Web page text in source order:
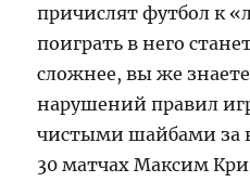
причислят футбол к
поиграть в него
сложнее, вы же
нарушений правил
чистыми шайбами за
30 матчах Максим